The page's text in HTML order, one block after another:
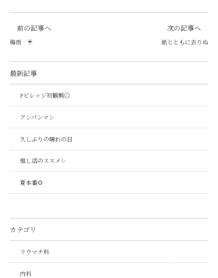
前の記事へ
梅雨 ☔
次の記事へ
紙とともに去りぬ
最新記事
Fビレッジ初観戦⚾
アンパンマン
久しぶりの晴れの日
推し活のススメ✨
夏本番🌻
カテゴリ
リウマチ科
内科